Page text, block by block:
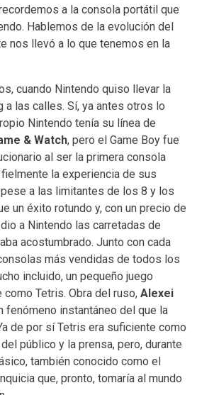
a la consola portátil que
Hablemos de la evolución del
nos llevó a lo que tenemos en la
cuando Nintendo quiso llevar la
a las calles. Sí, ya antes otros lo
Nintendo tenía su línea de
& Watch, pero el Game Boy fue
al ser la primera consola
la experiencia de sus
a las limitantes de los 8 y los
un éxito rotundo y, con un precio de
a Nintendo las carretadas de
acostumbrado. Junto con cada
más vendidas de todos los
incluido, un pequeño juego
Tetris. Obra del ruso,Alexei
fenómeno instantáneo del que la
de por sí Tetris era suficiente como
público y la prensa, pero, durante
también conocido como el
que, pronto, tomaría al mundo